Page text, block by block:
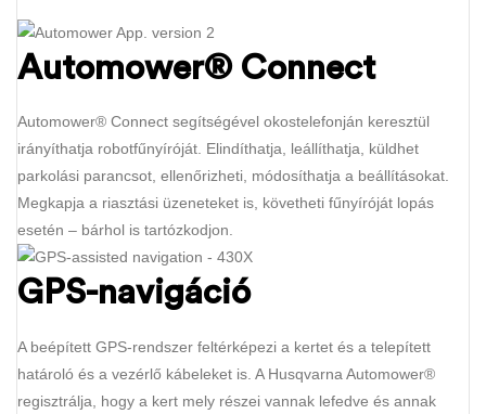
Automower® Connect
Automower® Connect segítségével okostelefonján keresztül
irányíthatja robotfűnyíróját. Elindíthatja, leállíthatja, küldhet
parkolási parancsot, ellenőrizheti, módosíthatja a beállításokat.
Megkapja a riasztási üzeneteket is, követheti fűnyíróját lopás
esetén – bárhol is tartózkodjon.
GPS-navigáció
A beépített GPS-rendszer feltérképezi a kertet és a telepített
határoló és a vezérlő kábeleket is. A Husqvarna Automower®
regisztrálja, hogy a kert mely részei vannak lefedve és annak